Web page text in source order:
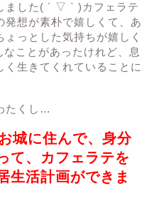
ました( ´ ▽ ` )カフェラテ
発想が素朴で嬉しくて、あ
っとした気持ちが嬉しく
ことがあったけれど、息
生きてくれていることに
たくし…
城に住んで、身分
て、カフェラテを
生活計画ができま